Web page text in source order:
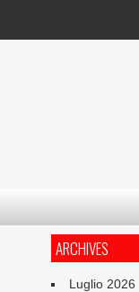
ARCHIVES
Luglio 2026